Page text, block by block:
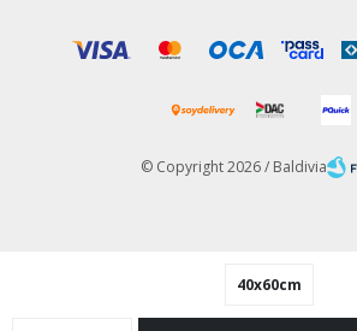
40x60cm
© Copyright 2026 / Baldivia